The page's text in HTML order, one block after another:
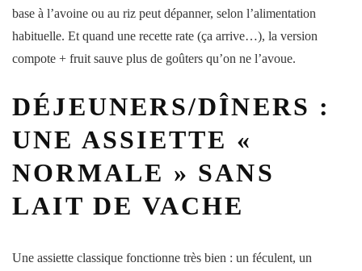
base à l’avoine ou au riz peut dépanner, selon l’alimentation
habituelle. Et quand une recette rate (ça arrive…), la version
compote + fruit sauve plus de goûters qu’on ne l’avoue.
DÉJEUNERS/DÎNERS :
UNE ASSIETTE «
NORMALE » SANS
LAIT DE VACHE
Une assiette classique fonctionne très bien : un féculent, un